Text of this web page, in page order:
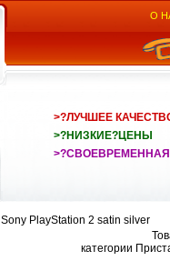
О
>?ЛУЧШЕЕ
>?НИЗКИЕ?ЦЕНЫ
Sony PlayStation 2 satin silver
категории